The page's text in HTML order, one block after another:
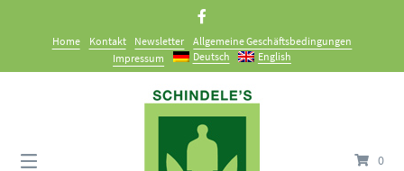
Home Kontakt Newsletter
Allgemeine Geschäftsbedingungen
Impressum
Deutsch English
0